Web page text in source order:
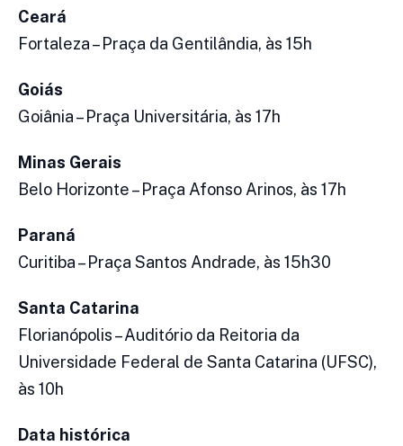
Ceará
Fortaleza – Praça da Gentilândia, às 15h
Goiás
Goiânia – Praça Universitária, às 17h
Minas Gerais
Belo Horizonte – Praça Afonso Arinos, às 17h
Paraná
Curitiba – Praça Santos Andrade, às 15h30
Santa Catarina
Florianópolis – Auditório da Reitoria da
Universidade Federal de Santa Catarina (UFSC),
às 10h
Data histórica